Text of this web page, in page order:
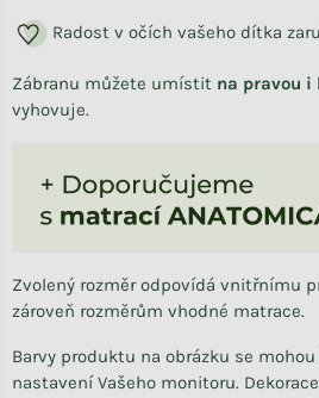
Radost v očích vašeho dítka
Zábranu můžete umístit na pravou i
vyhovuje.
Zvolený rozměr odpovídá vnitřnímu
zároveň rozměrům vhodné matrace.
Barvy produktu na obrázku se
nastavení Vašeho monitoru.